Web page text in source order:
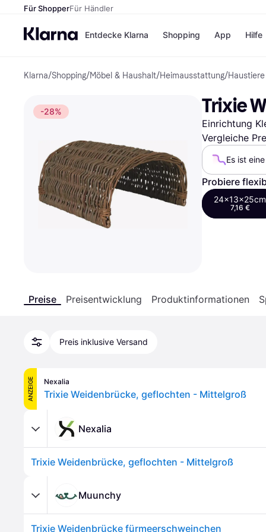
Für ShopperFür Händler
Entdecke Klarna
Zahlungsmethoden
Sofort bezahlen
Bezahle in 3
Teilzahlungen
Bezahle in bis zu 30
Ratenzahlung
Shopping
Shops
eBay
Temu
SHEIN
Alle Shops
App Hilfe
Klarna/Shopping/Möbel & Haushalt/Heimausstattung/Haustiere
-28% Trixie
Einrichtung
Vergleiche
Es ist
Probiere
24x13x25cm
7,16 €
Preise Preisentwicklung Produktinformationen
Preis inklusive Versand
ANZEIGE Nexalia
Trixie Weidenbrücke, geflochten - Mittelgroß
Nexalia
Trixie Weidenbrücke, geflochten - Mittelgroß
Muunchy
Trixie Weidenbrücke fürmeerschweinchen